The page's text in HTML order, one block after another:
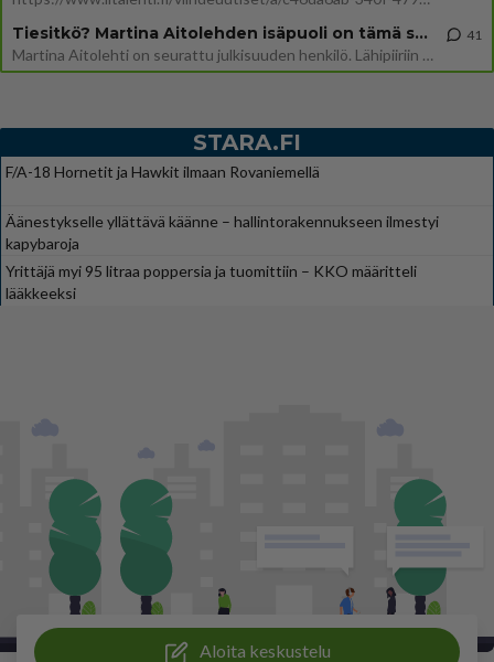
Tiesitkö? Martina Aitolehden isäpuoli on tämä suosittu laulaja
Martina Aitolehti on seurattu julkisuuden henkilö. Lähipiiriin mahtuu muitakin tunnettuja henkilöitä. Tiesitkö, että Ma
41
STARA.FI
F/A-18 Hornetit ja Hawkit ilmaan Rovaniemellä
Äänestykselle yllättävä käänne – hallintorakennukseen ilmestyi
kapybaroja
Yrittäjä myi 95 litraa poppersia ja tuomittiin – KKO määritteli
lääkkeeksi
Aloita keskustelu